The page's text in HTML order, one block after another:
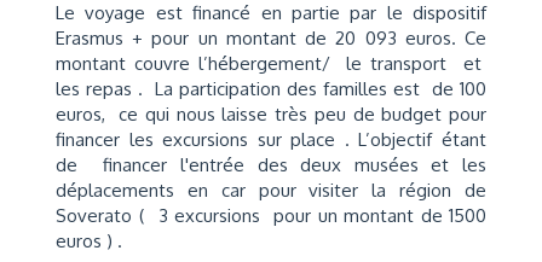
Le voyage est financé en partie par le dispositif
Erasmus + pour un montant de 20 093 euros. Ce
montant couvre l’hébergement/ le transport et
les repas . La participation des familles est de 100
euros, ce qui nous laisse très peu de budget pour
financer les excursions sur place . L’objectif étant
de financer l'entrée des deux musées et les
déplacements en car pour visiter la région de
Soverato ( 3 excursions pour un montant de 1500
euros ) .